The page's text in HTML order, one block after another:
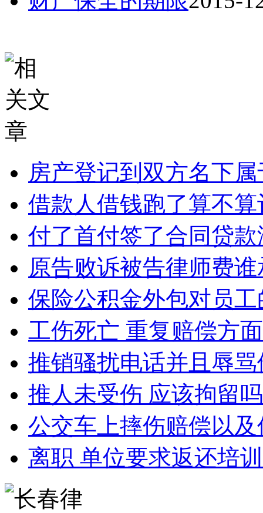
房产登记到双方名下
借款人借钱跑了算不
付了首付签了合同贷
原告败诉被告律师费
保险公积金外包对员
工伤死亡 重复赔偿方
推销骚扰电话并且辱
推人未受伤 应该拘留
公交车上摔伤赔偿以
离职 单位要求返还培